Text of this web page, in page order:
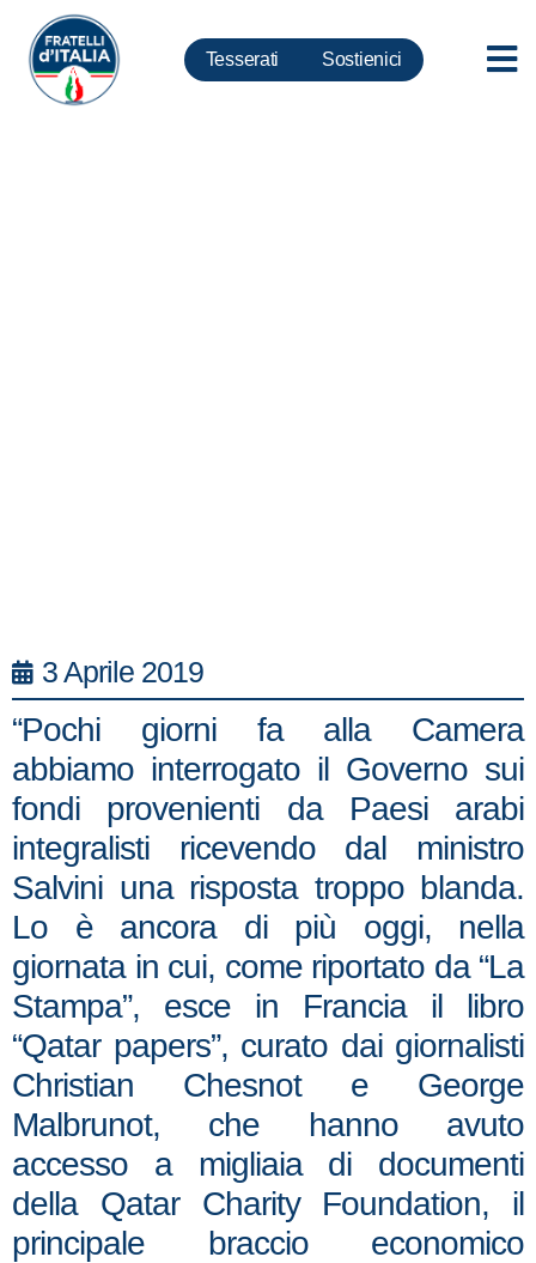
Tesserati Sostienici
3 Aprile 2019
“Pochi giorni fa alla Camera
abbiamo interrogato il Governo sui
fondi provenienti da Paesi arabi
integralisti ricevendo dal ministro
Salvini una risposta troppo blanda.
Lo è ancora di più oggi, nella
giornata in cui, come riportato da “La
Stampa”, esce in Francia il libro
“Qatar papers”, curato dai giornalisti
Christian Chesnot e George
Malbrunot, che hanno avuto
accesso a migliaia di documenti
della Qatar Charity Foundation, il
principale braccio economico